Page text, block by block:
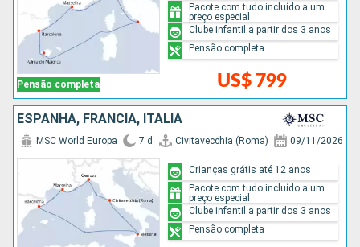
Pensão completa US$ 799
Pacote com tudo incluído a um
preço especial
Clube infantil a partir dos 3 anos
Pensão completa
ESPANHA, FRANCIA, ITÁLIA
MSC World Europa 7 d Civitavecchia (Roma) 09/11/2026
Crianças grátis até 12 anos
Pacote com tudo incluído a um
preço especial
Clube infantil a partir dos 3 anos
Pensão completa